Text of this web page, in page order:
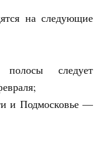
на следующие
следует
и Подмосковье —